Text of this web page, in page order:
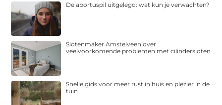
De abortuspil uitgelegd: wat kun je verwachten?
Slotenmaker Amstelveen over
veelvoorkomende problemen met cilindersloten
Snelle gids voor meer rust in huis en plezier in de
tuin